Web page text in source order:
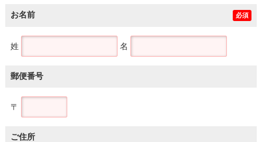
お名前 必須
姓 名
郵便番号
〒
ご住所